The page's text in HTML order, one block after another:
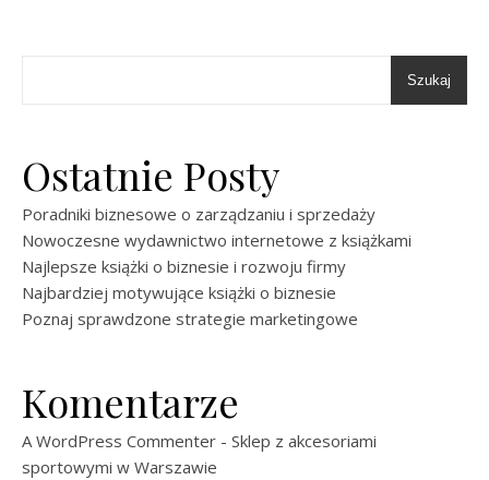
Szukaj
Ostatnie Posty
Poradniki biznesowe o zarządzaniu i sprzedaży
Nowoczesne wydawnictwo internetowe z książkami
Najlepsze książki o biznesie i rozwoju firmy
Najbardziej motywujące książki o biznesie
Poznaj sprawdzone strategie marketingowe
Komentarze
A WordPress Commenter - Sklep z akcesoriami
sportowymi w Warszawie